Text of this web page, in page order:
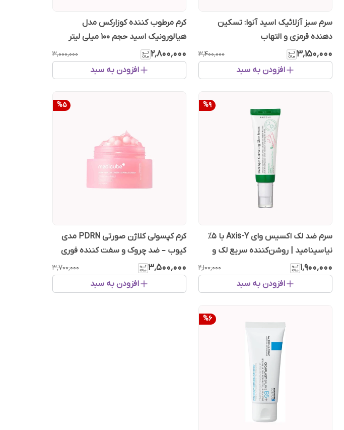
​سرم سبز آزلائیک اسید آنوا: تسکین
دهنده قرمزی و التهاب
۳٬۱۵۰٬۰۰۰ ۳٬۴۰۰٬۰۰۰
افزودن به سبد
کرم مرطوب کننده کوزارکس مدل
هیالورونیک اسید حجم 100 میلی لیتر
۲٬۸۰۰٬۰۰۰ ۳٬۰۰۰٬۰۰۰
افزودن به سبد
%9
سرم ضد لک اکسیس وای Axis-Y با ۵٪
نیاسینامید | روشن‌کننده سریع لک و
جای جوش
۱٬۹۰۰٬۰۰۰ ۲٬۱۰۰٬۰۰۰
افزودن به سبد
%5
کرم کپسولی کلاژن صورتی PDRN مدی
کیوب – ضد چروک و سفت کننده فوری
۳٬۵۰۰٬۰۰۰ ۳٬۷۰۰٬۰۰۰
افزودن به سبد
%6